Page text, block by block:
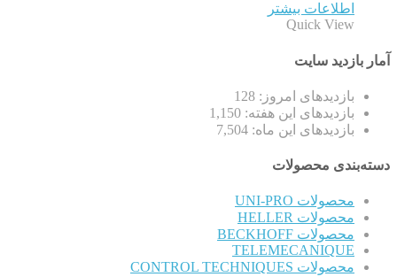
اطلاعات بیشتر
Quick View
آمار بازدید سایت
بازدیدهای امروز: 128
بازدیدهای این هفته: 1,150
بازدیدهای این ماه: 7,504
دسته‌بندی محصولات
محصولات UNI-PRO
محصولات HELLER
محصولات BECKHOFF
TELEMECANIQUE
محصولات CONTROL TECHNIQUES